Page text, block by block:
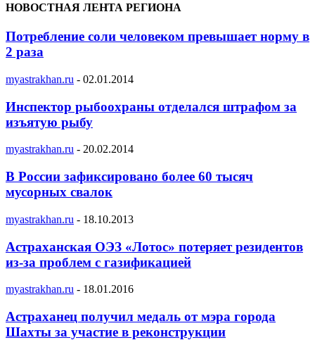
НОВОСТНАЯ ЛЕНТА РЕГИОНА
Потребление соли человеком превышает норму в
2 раза
myastrakhan.ru - 02.01.2014
Инспектор рыбоохраны отделался штрафом за
изъятую рыбу
myastrakhan.ru - 20.02.2014
В России зафиксировано более 60 тысяч
мусорных свалок
myastrakhan.ru - 18.10.2013
Астраханская ОЭЗ «Лотос» потеряет резидентов
из-за проблем с газификацией
myastrakhan.ru - 18.01.2016
Астраханец получил медаль от мэра города
Шахты за участие в реконструкции